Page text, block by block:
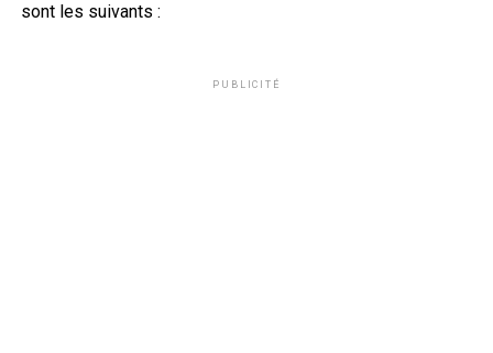
sont les suivants :
PUBLICITÉ